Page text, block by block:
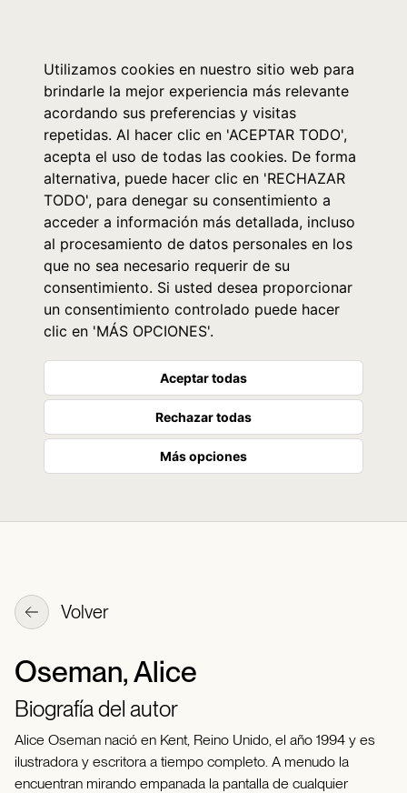
Utilizamos cookies en nuestro sitio web para
brindarle la mejor experiencia más relevante
acordando sus preferencias y visitas
repetidas. Al hacer clic en 'ACEPTAR TODO',
acepta el uso de todas las cookies. De forma
alternativa, puede hacer clic en 'RECHAZAR
TODO', para denegar su consentimiento a
acceder a información más detallada, incluso
al procesamiento de datos personales en los
que no sea necesario requerir de su
consentimiento. Si usted desea proporcionar
un consentimiento controlado puede hacer
clic en 'MÁS OPCIONES'.
Aceptar todas
Rechazar todas
Más opciones
Volver
Oseman, Alice
Biografía del autor
Alice Oseman nació en Kent, Reino Unido, el año 1994 y es
ilustradora y escritora a tiempo completo. A menudo la
encuentran mirando empanada la pantalla de cualquier